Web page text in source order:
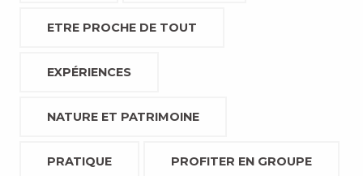
ETRE PROCHE DE TOUT
EXPÉRIENCES
NATURE ET PATRIMOINE
PRATIQUE PROFITER EN GROUPE